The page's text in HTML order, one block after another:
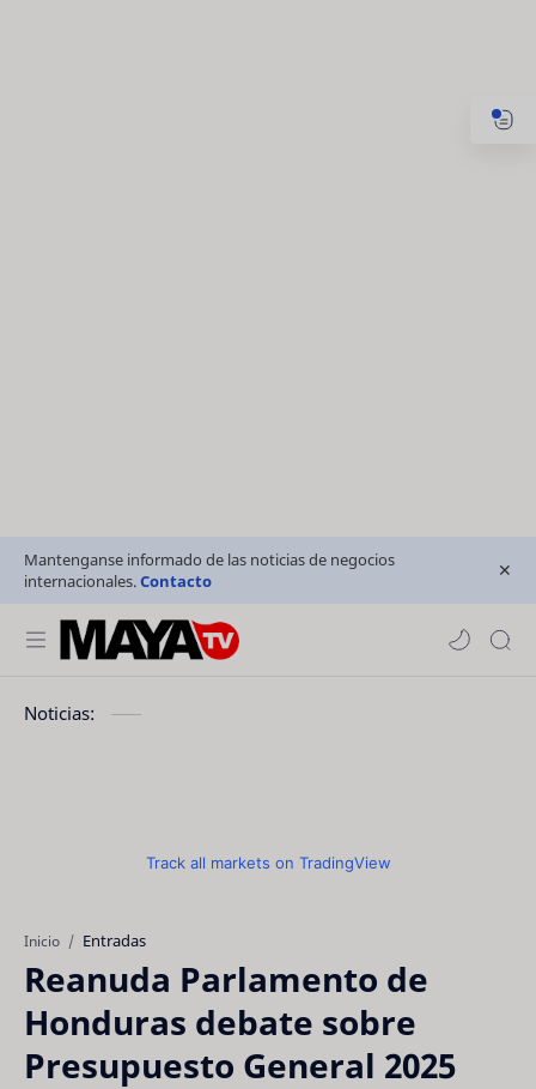
Mantenganse informado de las noticias de negocios
internacionales.Contacto
Noticias:
Track all markets on TradingView
Inicio Entradas
Reanuda Parlamento de
Honduras debate sobre
Presupuesto General 2025